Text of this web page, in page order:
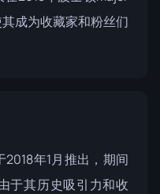
成为收藏家和粉丝们
年1月推出，期间
于其历史吸引力和收